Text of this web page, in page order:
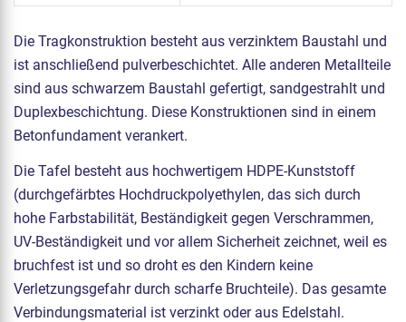
Die Tragkonstruktion besteht aus verzinktem Baustahl und
ist anschließend pulverbeschichtet. Alle anderen Metallteile
sind aus schwarzem Baustahl gefertigt, sandgestrahlt und
Duplexbeschichtung. Diese Konstruktionen sind in einem
Betonfundament verankert.
Die Tafel besteht aus hochwertigem HDPE-Kunststoff
(durchgefärbtes Hochdruckpolyethylen, das sich durch
hohe Farbstabilität, Beständigkeit gegen Verschrammen,
UV-Beständigkeit und vor allem Sicherheit zeichnet, weil es
bruchfest ist und so droht es den Kindern keine
Verletzungsgefahr durch scharfe Bruchteile). Das gesamte
Verbindungsmaterial ist verzinkt oder aus Edelstahl.